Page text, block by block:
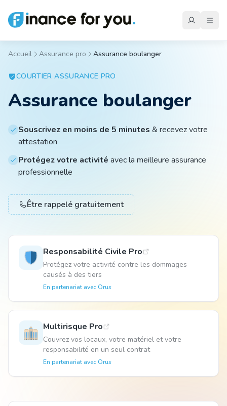
Emprunteur
Auto
Animal
04 51 55 49 38
Accueil Assurance pro Assurance boulanger
COURTIERASSURANCE PRO
Assurance boulanger
Souscrivez en moins de 5 minutes & recevez votre
attestation
Protégez votre activité avec la meilleure assurance
professionnelle
Être rappelé gratuitement
Responsabilité Civile Pro
Protégez votre activité contre les dommages
causés à des tiers
En partenariat avecOrus
Multirisque Pro
Couvrez vos locaux, votre matériel et votre
responsabilité en un seul contrat
En partenariat avecOrus